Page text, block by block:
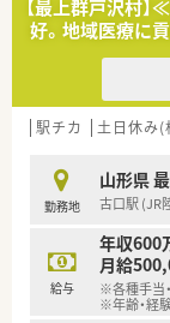
【最上群戸沢村
好。地域医療に
駅チカ 土日休み(
勤務地
山形県
古口駅 (JR
給与
年収600
月給
※各種手当
※年齢・経